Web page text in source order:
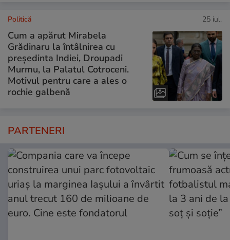
Politică 25 iul.
Cum a apărut Mirabela
Grădinaru la întâlnirea cu
președinta Indiei, Droupadi
Murmu, la Palatul Cotroceni.
Motivul pentru care a ales o
rochie galbenă
PARTENERI